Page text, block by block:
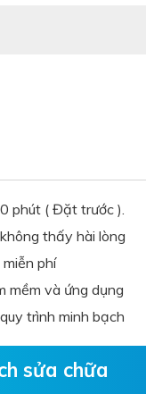
phút ( Đặt trước ).
thấy hài lòng
phí
mềm và ứng dụng
trình minh bạch
sửa chữa